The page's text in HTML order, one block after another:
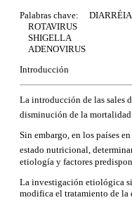
Palabras chave: DIARRÉIA
ROTAVIRUS
SHIGELLA
ADENOVIRUS
Introducción
La introducción de las sales
disminución de la mortalidad
Sin embargo, en los países
estado nutricional,
etiología y factores
La investigación etiológica
modifica el tratamiento de la